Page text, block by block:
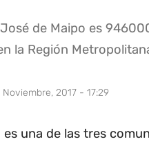
de Maipo es
la Región
Noviembre, 2017 - 17:29
es una de las tres